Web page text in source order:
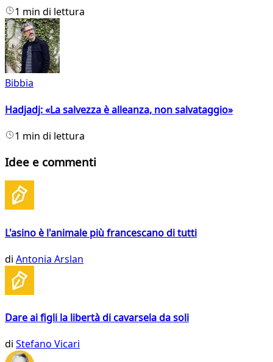
1 min di lettura
Bibbia
Hadjadj: «La salvezza è alleanza, non salvataggio»
1 min di lettura
Idee e commenti
L'asino è l'animale più francescano di tutti
di Antonia Arslan
Dare ai figli la libertà di cavarsela da soli
di Stefano Vicari